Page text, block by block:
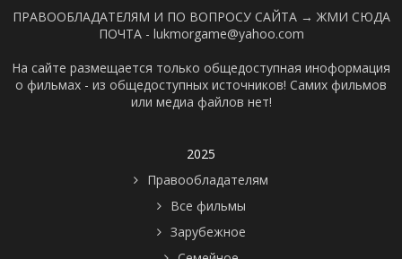
ПРАВООБЛАДАТЕЛЯМ И ПО ВОПРОСУ САЙТА → ЖМИ СЮДА
ПОЧТА - lukmorgame@yahoo.com
На сайте размещается только общедоступная иноформация
о фильмах - из общедоступных источников! Самих фильмов
или медиа файлов нет!
2025
Правообладателям
Все фильмы
Зарубежное